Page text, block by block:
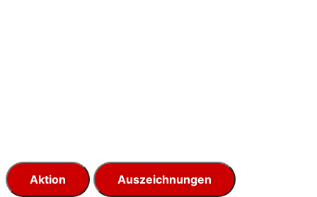
Aktion Auszeichnungen